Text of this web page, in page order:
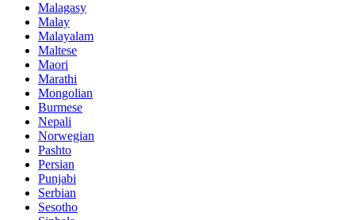
Malagasy
Malay
Malayalam
Maltese
Maori
Marathi
Mongolian
Burmese
Nepali
Norwegian
Pashto
Persian
Punjabi
Serbian
Sesotho